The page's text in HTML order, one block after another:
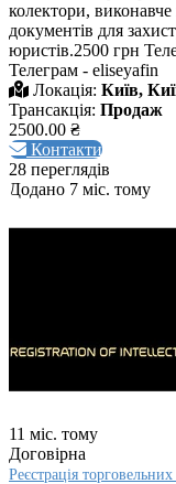
колектори,
документів для
юристів.2500 грн
Телеграм - eliseyafin
Локація: Київ,
Трансакція: Продаж
2500.00 ₴
Контакти
28 переглядів
Додано 7 міс. тому
11 міс. тому
Договірна
Реєстрація